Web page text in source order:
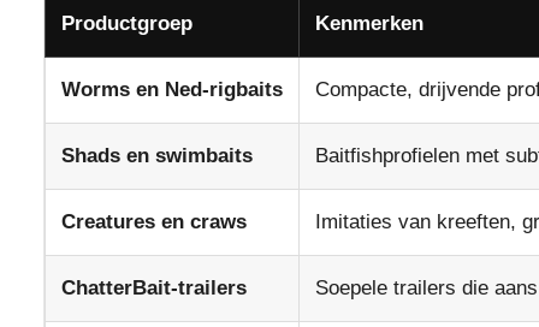
Productgroep Kenmerken
Worms en Ned-rigbaits Compacte, drijvende
Shads en swimbaits Baitfishprofielen met
Creatures en craws Imitaties van kreeften,
ChatterBait-trailers Soepele trailers die